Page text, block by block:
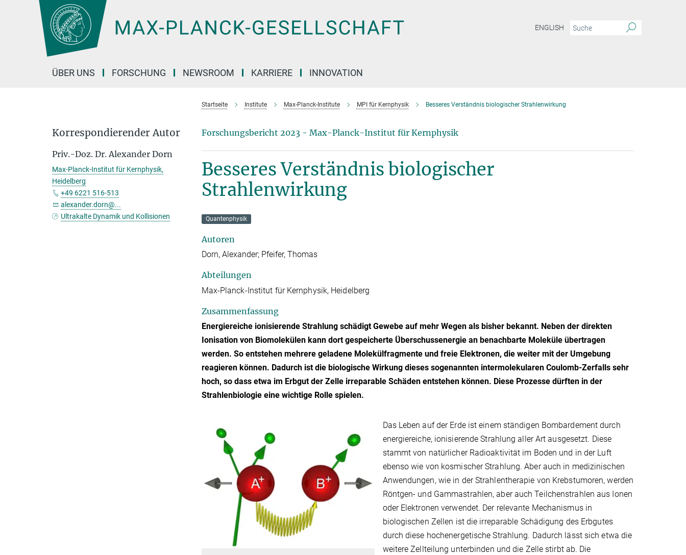
Hauptinhalt
ENGLISH
ÜBER UNS FORSCHUNG NEWSROOM KARRIERE INNOVATION
Startseite Institute Max-Planck-Institute MPI für Kernphysik Besseres Verständnis biologischer Strahlenwirkung
Forschungsbericht 2023 - Max-Planck-Institut für Kernphysik
Besseres Verständnis biologischer
Strahlenwirkung
Quantenphysik
Autoren
Dorn, Alexander; Pfeifer, Thomas
Abteilungen
Max-Planck-Institut für Kernphysik, Heidelberg
Zusammenfassung
Energiereiche ionisierende Strahlung schädigt Gewebe auf mehr Wegen als bisher bekannt. Neben der direkten
Ionisation von Biomolekülen kann dort gespeicherte Überschussenergie an benachbarte Moleküle übertragen
werden. So entstehen mehrere geladene Molekülfragmente und freie Elektronen, die weiter mit der Umgebung
reagieren können. Dadurch ist die biologische Wirkung dieses sogenannten intermolekularen Coulomb-Zerfalls sehr
hoch, so dass etwa im Erbgut der Zelle irreparable Schäden entstehen können. Diese Prozesse dürften in der
Strahlenbiologie eine wichtige Rolle spielen.
Das Leben auf der Erde ist einem ständigen Bombardement durch
energiereiche, ionisierende Strahlung aller Art ausgesetzt. Diese
stammt von natürlicher Radioaktivität im Boden und in der Luft
ebenso wie von kosmischer Strahlung. Aber auch in medizinischen
Anwendungen, wie in der Strahlentherapie von Krebstumoren, werden
Röntgen- und Gammastrahlen, aber auch Teilchenstrahlen aus Ionen
oder Elektronen verwendet. Der relevante Mechanismus in
biologischen Zellen ist die irreparable Schädigung des Erbgutes
durch diese hochenergetische Strahlung. Dadurch lässt sich etwa die
weitere Zellteilung unterbinden und die Zelle stirbt ab. Die
Korrespondierender Autor
Priv.-Doz. Dr. Alexander Dorn
Max-Planck-Institut für Kernphysik,
Heidelberg
+49 6221 516-513
alexander.dorn@...
Ultrakalte Dynamik und Kollisionen